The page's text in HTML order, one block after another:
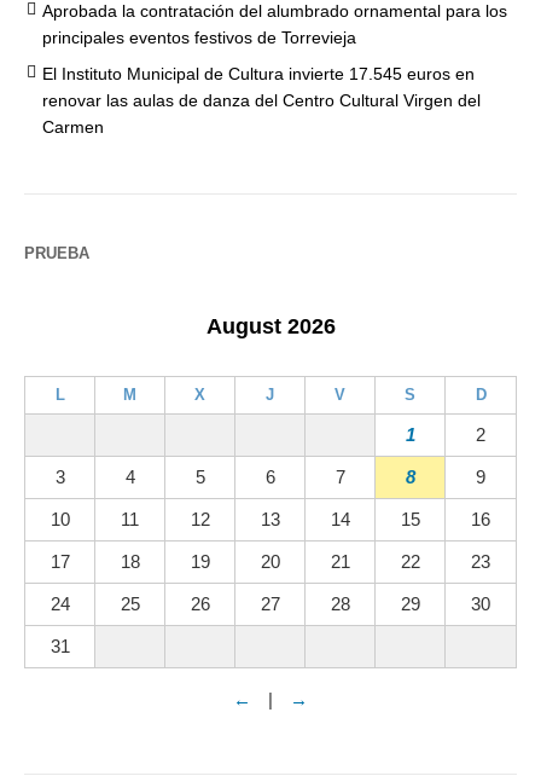
Aprobada la contratación del alumbrado ornamental para los
principales eventos festivos de Torrevieja
El Instituto Municipal de Cultura invierte 17.545 euros en
renovar las aulas de danza del Centro Cultural Virgen del
Carmen
PRUEBA
August 2026
L M X J V S D
1 2
3 4 5 6 7 8 9
10 11 12 13 14 15 16
17 18 19 20 21 22 23
24 25 26 27 28 29 30
31
← | →